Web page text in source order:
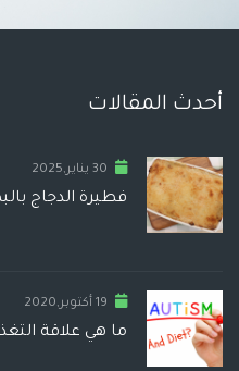
أحدث المقالات
30 يناير,2025
فطيرة الدجاج
19 أكتوبر,2020
ما هي علاقة